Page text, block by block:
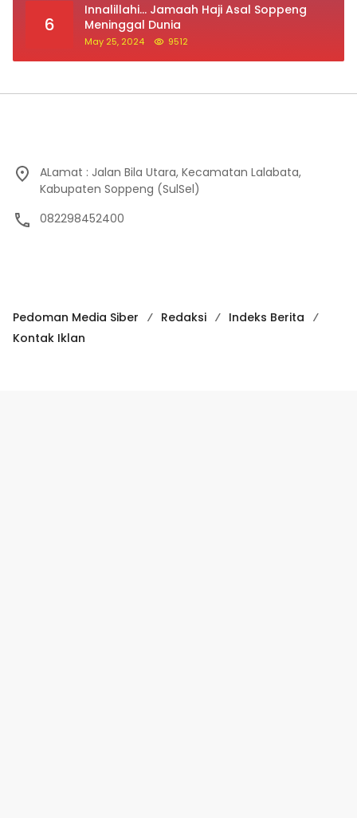
6
Innalillahi… Jamaah Haji Asal Soppeng
Meninggal Dunia
May 25, 2024 9512
ALamat : Jalan Bila Utara, Kecamatan Lalabata,
Kabupaten Soppeng (SulSel)
082298452400
Pedoman Media Siber Redaksi
Indeks Berita
Kontak Iklan